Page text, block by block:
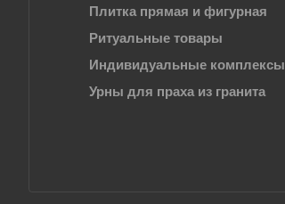
Плитка прямая и фигурная
Ритуальные товары
Индивидуальные комплексы
Урны для праха из гранита